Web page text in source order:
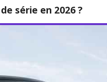
série en 2026 ?